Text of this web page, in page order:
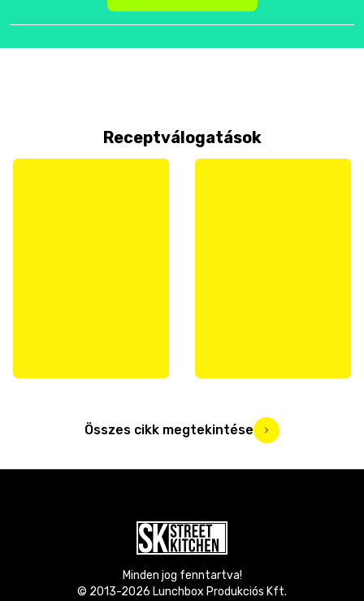
Receptválogatások
Összes cikk megtekintése
Minden jog fenntartva!
© 2013-2026 Lunchbox Produkciós Kft.